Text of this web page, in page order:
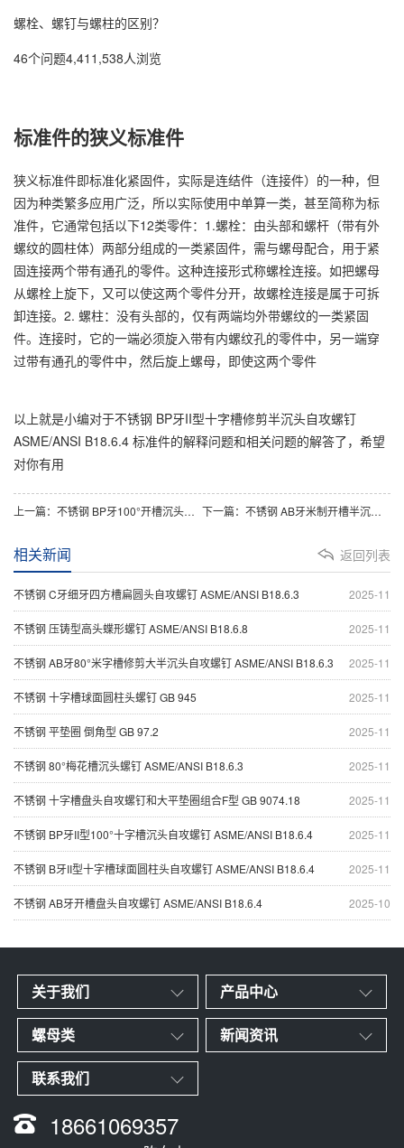
螺栓、螺钉与螺柱的区别？
46个问题4,411,538人浏览
标准件的狭义标准件
狭义标准件即标准化紧固件，实际是连结件（连接件）的一种，但
因为种类繁多应用广泛，所以实际使用中单算一类，甚至简称为标
准件，它通常包括以下12类零件：1.螺栓：由头部和螺杆（带有外
螺纹的圆柱体）两部分组成的一类紧固件，需与螺母配合，用于紧
固连接两个带有通孔的零件。这种连接形式称螺栓连接。如把螺母
从螺栓上旋下，又可以使这两个零件分开，故螺栓连接是属于可拆
卸连接。2. 螺柱：没有头部的，仅有两端均外带螺纹的一类紧固
件。连接时，它的一端必须旋入带有内螺纹孔的零件中，另一端穿
过带有通孔的零件中，然后旋上螺母，即使这两个零件
以上就是小编对于不锈钢 BP牙II型十字槽修剪半沉头自攻螺钉
ASME/ANSI B18.6.4 标准件的解释问题和相关问题的解答了，希望
对你有用
上一篇： 不锈钢 BP牙100°开槽沉头自攻螺钉 ASME/ANSI B18.6.3 下一篇： 不锈钢 AB牙米制开槽半沉头自攻螺钉 ASME/ANSI B18.6.5M
返回列表
相关新闻
2025-11
不锈钢 C牙细牙四方槽扁圆头自攻螺钉 ASME/ANSI B18.6.3
2025-11
不锈钢 压铸型高头蝶形螺钉 ASME/ANSI B18.6.8
2025-11
不锈钢 AB牙80°米字槽修剪大半沉头自攻螺钉 ASME/ANSI B18.6.3
2025-11
不锈钢 十字槽球面圆柱头螺钉 GB 945
2025-11
不锈钢 平垫圈 倒角型 GB 97.2
2025-11
不锈钢 80°梅花槽沉头螺钉 ASME/ANSI B18.6.3
2025-11
不锈钢 十字槽盘头自攻螺钉和大平垫圈组合F型 GB 9074.18
2025-11
不锈钢 BP牙II型100°十字槽沉头自攻螺钉 ASME/ANSI B18.6.4
2025-11
不锈钢 B牙II型十字槽球面圆柱头自攻螺钉 ASME/ANSI B18.6.4
2025-10
不锈钢 AB牙开槽盘头自攻螺钉 ASME/ANSI B18.6.4
关于我们 产品中心
螺母类 新闻资讯
联系我们
18661069357